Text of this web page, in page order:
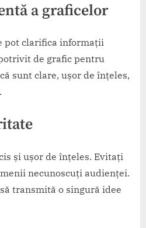
a graficelor
pot clarifica informații
de grafic pentru
sunt clare, ușor de înțeles,
și ușor de înțeles. Evitați
necunoscuți audienței.
transmită o singură idee